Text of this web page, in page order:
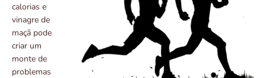
calorias e
vinagre de
maçã pode
criar um
monte de
problemas